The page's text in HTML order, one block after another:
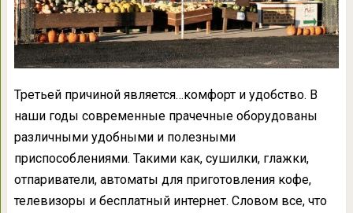
Третьей причиной является…комфорт и удобство. В
наши годы современные прачечные оборудованы
различными удобными и полезными
приспособлениями. Такими как, сушилки, глажки,
отпариватели, автоматы для приготовления кофе,
телевизоры и бесплатный интернет. Словом все, что